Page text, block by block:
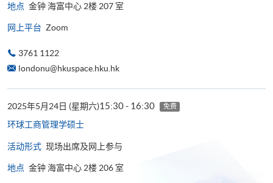
地点 金钟 海富中心 2楼 207 室
网上平台 Zoom
3761 1122
londonu@hkuspace.hku.hk
2025年5月24日 (星期六)15:30 - 16:30 免费
环球工商管理学​硕士
活动形式 现场出席及网上参与
地点 金钟 海富中心 2楼 206 室